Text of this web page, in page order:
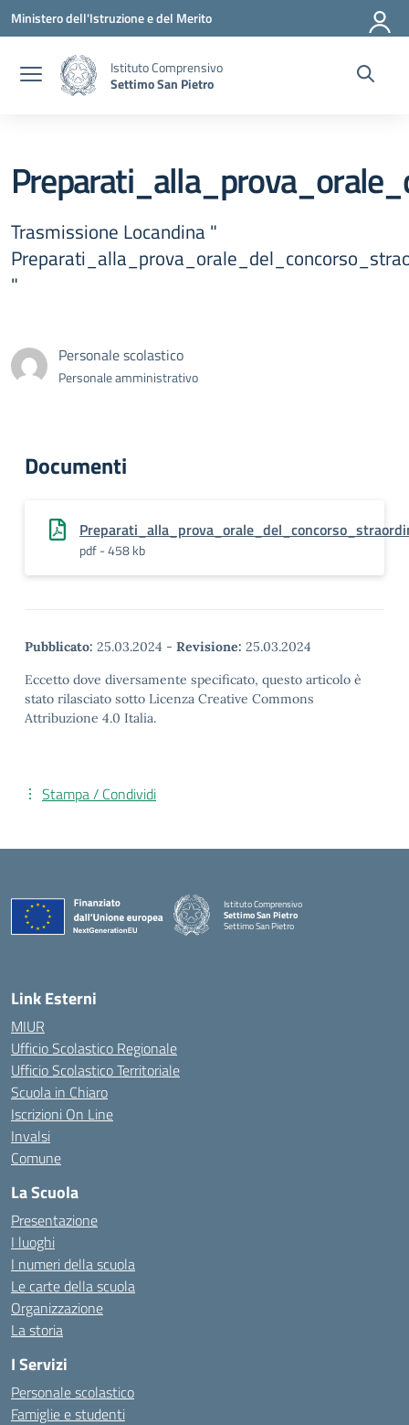
Vai ai contenuti
Vai al menu di navigazione
Vai al footer
Ministero dell'Istruzione e del Merito
Istituto Comprensivo
Settimo San Pietro
Trasmissione Locandina "
"
Personale scolastico
Personale amministrativo
Documenti
pdf - 458 kb
Pubblicato: 25.03.2024 - Revisione: 25.03.2024
Eccetto dove diversamente specificato, questo articolo è
stato rilasciato sotto Licenza Creative Commons
Attribuzione 4.0 Italia.
Stampa / Condividi
Istituto Comprensivo
Settimo San Pietro
Settimo San Pietro
Link Esterni
MIUR
Ufficio Scolastico Regionale
Ufficio Scolastico Territoriale
Scuola in Chiaro
Iscrizioni On Line
Invalsi
Comune
La Scuola
Presentazione
I luoghi
I numeri della scuola
Le carte della scuola
Organizzazione
La storia
I Servizi
Personale scolastico
Famiglie e studenti